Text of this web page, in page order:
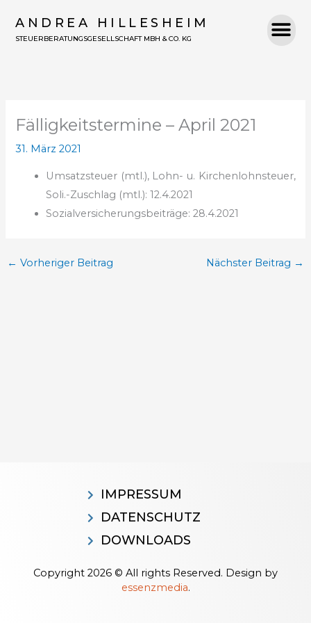
InhaltANDREA HILLESHEIM
STEUERBERATUNGSGESELLSCHAFT MBH & CO. KG
Fälligkeitstermine – April 2021
31. März 2021
Umsatzsteuer (mtl.), Lohn- u. Kirchenlohnsteuer,
Soli.-Zuschlag (mtl.): 12.4.2021
Sozialversicherungsbeiträge: 28.4.2021
← Vorheriger Beitrag Nächster Beitrag →
IMPRESSUM
DATENSCHUTZ
DOWNLOADS
Copyright 2026 © All rights Reserved. Design by
essenzmedia.